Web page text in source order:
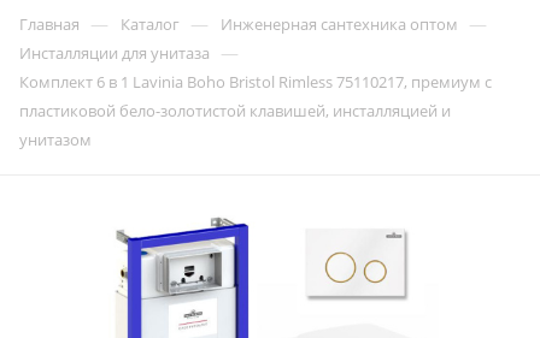
Главная — Каталог — Инженерная сантехника оптом —
Инсталляции для унитаза —
Комплект 6 в 1 Lavinia Boho Bristol Rimless 75110217, премиум с
пластиковой бело-золотистой клавишей, инсталляцией и
унитазом